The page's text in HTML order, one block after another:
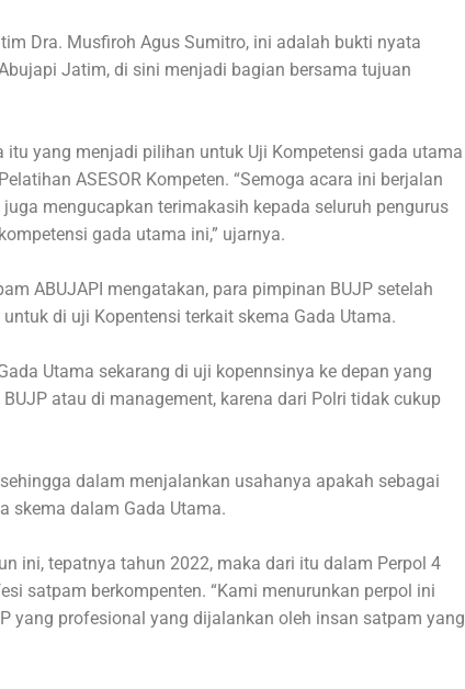
Dra. Musfiroh Agus Sumitro, ini adalah bukti nyata
Jatim, di sini menjadi bagian bersama tujuan
yang menjadi pilihan untuk Uji Kompetensi gada utama
ASESOR Kompeten. “Semoga acara ini berjalan
mengucapkan terimakasih kepada seluruh pengurus
gada utama ini,” ujarnya.
ABUJAPI mengatakan, para pimpinan BUJP setelah
di uji Kopentensi terkait skema Gada Utama.
Utama sekarang di uji kopennsinya ke depan yang
atau di management, karena dari Polri tidak cukup
dalam menjalankan usahanya apakah sebagai
skema dalam Gada Utama.
ini, tepatnya tahun 2022, maka dari itu dalam Perpol 4
satpam berkompenten. “Kami menurunkan perpol ini
yang profesional yang dijalankan oleh insan satpam yang